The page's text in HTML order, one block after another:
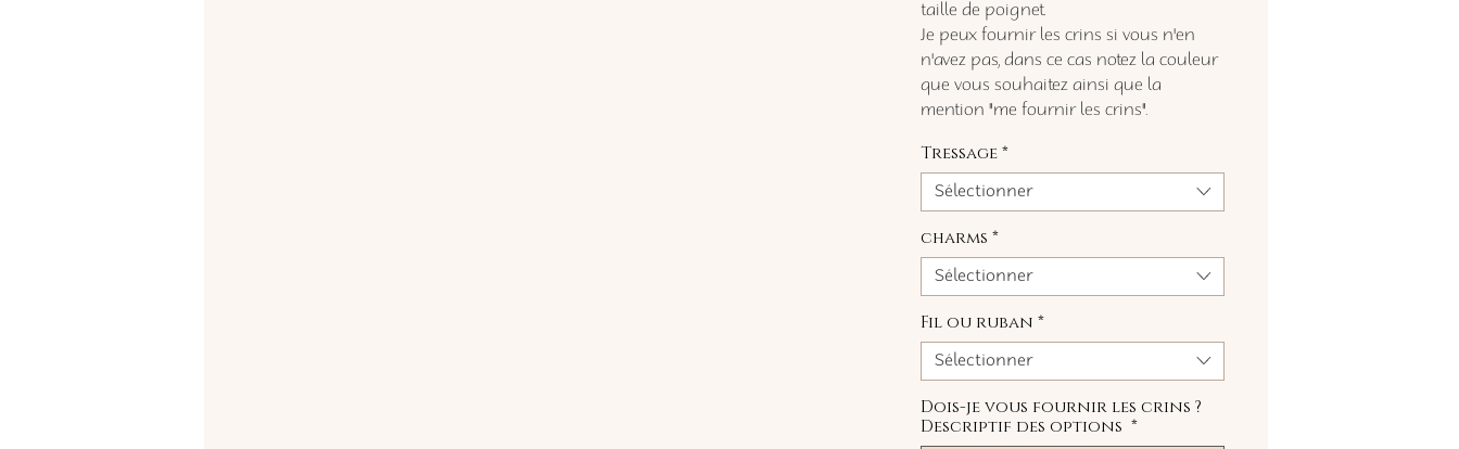
taille de poignet.
Je peux fournir les crins si vous n'en
n'avez pas, dans ce cas notez la couleur
que vous souhaitez ainsi que la
mention "me fournir les crins".
Tressage*
Sélectionner
charms *
Sélectionner
Fil ou ruban *
Sélectionner
Dois-je vous fournir les crins ?
Descriptif des options *